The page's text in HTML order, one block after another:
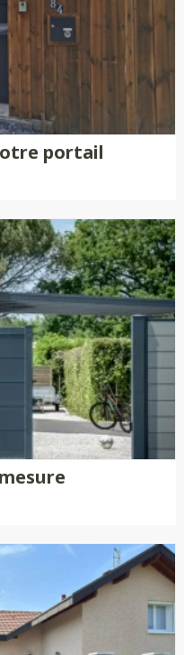
portail